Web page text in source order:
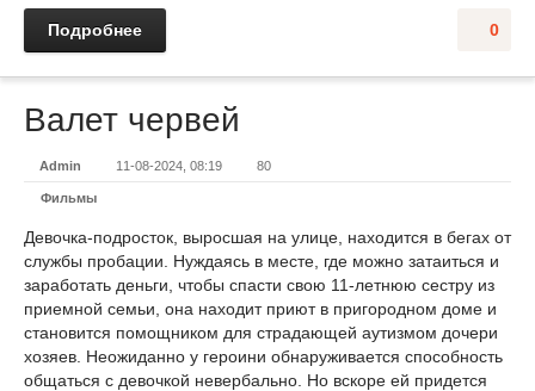
0
Подробнее
Валет червей
Admin 11-08-2024, 08:19 80
Фильмы
Девочка-подросток, выросшая на улице, находится в бегах от
службы пробации. Нуждаясь в месте, где можно затаиться и
заработать деньги, чтобы спасти свою 11-летнюю сестру из
приемной семьи, она находит приют в пригородном доме и
становится помощником для страдающей аутизмом дочери
хозяев. Неожиданно у героини обнаруживается способность
общаться с девочкой невербально. Но вскоре ей придется